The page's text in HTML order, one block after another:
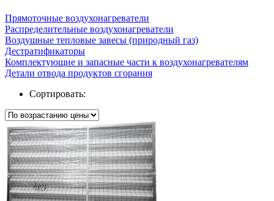
Прямоточные воздухонагреватели
Распределительные воздухонагреватели
Воздушные тепловые завесы (природный газ)
Дестратификаторы
Комплектующие и запасные части к воздухонагревателям
Детали отвода продуктов сгорания
Сортировать: